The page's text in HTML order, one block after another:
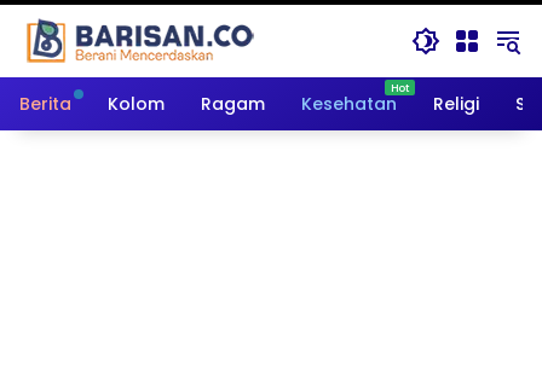
Berita Kolom Ragam Kesehatan Religi